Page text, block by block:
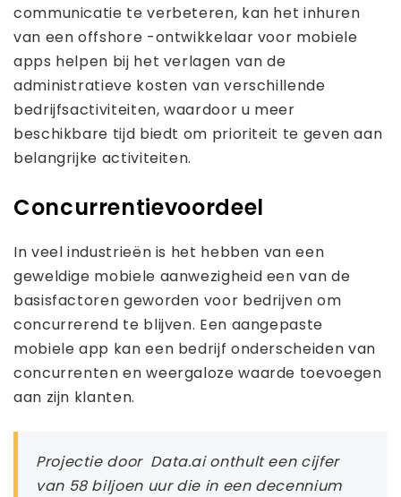
communicatie te verbeteren, kan het inhuren
van een offshore -ontwikkelaar voor mobiele
apps helpen bij het verlagen van de
administratieve kosten van verschillende
bedrijfsactiviteiten, waardoor u meer
beschikbare tijd biedt om prioriteit te geven aan
belangrijke activiteiten.
Concurrentievoordeel
In veel industrieën is het hebben van een
geweldige mobiele aanwezigheid een van de
basisfactoren geworden voor bedrijven om
concurrerend te blijven. Een aangepaste
mobiele app kan een bedrijf onderscheiden van
concurrenten en weergaloze waarde toevoegen
aan zijn klanten.
Projectie door Data.ai onthult een cijfer
van 58 biljoen uur die in een decennium